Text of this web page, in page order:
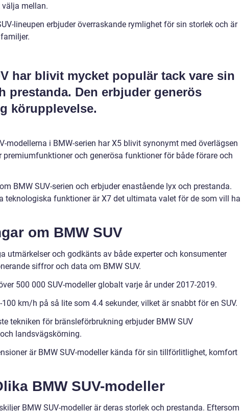
välja mellan.
lineupen erbjuder överraskande rymlighet för sin storlek och är
har blivit mycket populär tack vare sin
prestanda. Den erbjuder generös
körupplevelse.
modellerna i BMW-serien har X5 blivit synonymt med överlägsen
premiumfunktioner och generösa funktioner för både förare och
BMW SUV-serien och erbjuder enastående lyx och prestanda.
teknologiska funktioner är X7 det ultimata valet för de som vill ha
om BMW SUV
utmärkelser och godkänts av både experter och konsumenter
siffror och data om BMW SUV.
500 000 SUV-modeller globalt varje år under 2017-2019.
km/h på så lite som 4.4 sekunder, vilket är snabbt för en SUV.
tekniken för bränsleförbrukning erbjuder BMW SUV
landsvägskörning.
är BMW SUV-modeller kända för sin tillförlitlighet, komfort
BMW SUV-modeller
BMW SUV-modeller är deras storlek och prestanda. Eftersom